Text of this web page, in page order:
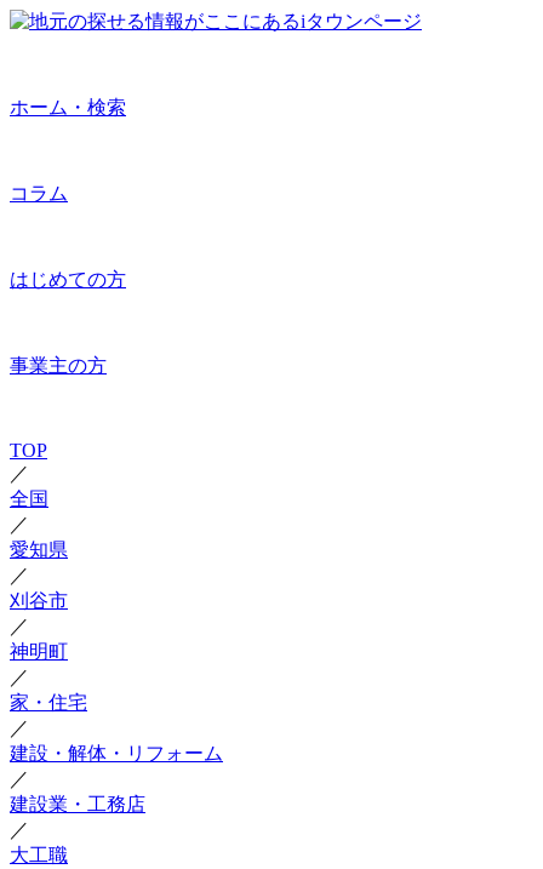
ホーム・検索
コラム
はじめての方
事業主の方
TOP
／
全国
／
愛知県
／
刈谷市
／
神明町
／
家・住宅
／
建設・解体・リフォーム
／
建設業・工務店
／
大工職